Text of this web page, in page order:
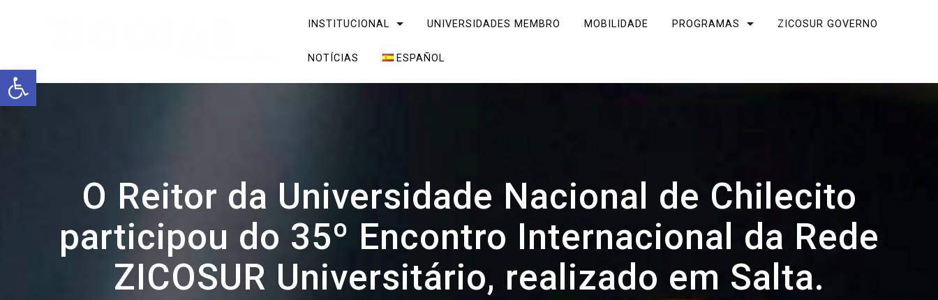
Open toolbar
INSTITUCIONAL UNIVERSIDADES MEMBRO MOBILIDADE PROGRAMAS ZICOSUR GOVERNO
NOTÍCIAS ESPAÑOL
O Reitor da Universidade Nacional de Chilecito
participou do 35º Encontro Internacional da Rede
ZICOSUR Universitário, realizado em Salta.